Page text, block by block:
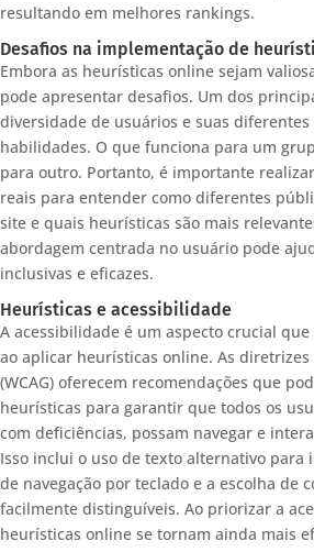
resultando em melhores rankings.
Desafios na implementação de
Embora as heurísticas online sejam
pode apresentar desafios. Um dos
diversidade de usuários e suas diferentes
habilidades. O que funciona para um
para outro. Portanto, é importante
reais para entender como diferentes
site e quais heurísticas são mais
abordagem centrada no usuário pode
inclusivas e eficazes.
Heurísticas e acessibilidade
A acessibilidade é um aspecto crucial
ao aplicar heurísticas online. As
(WCAG) oferecem recomendações que
heurísticas para garantir que todos os
com deficiências, possam navegar e
Isso inclui o uso de texto alternativo para
de navegação por teclado e a escolha de
facilmente distinguíveis. Ao priorizar a
heurísticas online se tornam ainda mais